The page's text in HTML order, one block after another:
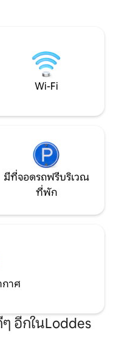
Wi-Fi
มีที่จอดรถฟรีบริเวณ
ที่พัก
กาศ
อีกในLoddes